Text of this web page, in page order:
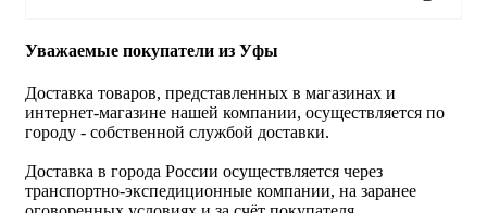
Уважаемые покупатели из Уфы
Доставка товаров, представленных в магазинах и
интернет-магазине нашей компании, осуществляется по
городу - собственной службой доставки.
Доставка в города России осуществляется через
транспортно-экспедиционные компании, на заранее